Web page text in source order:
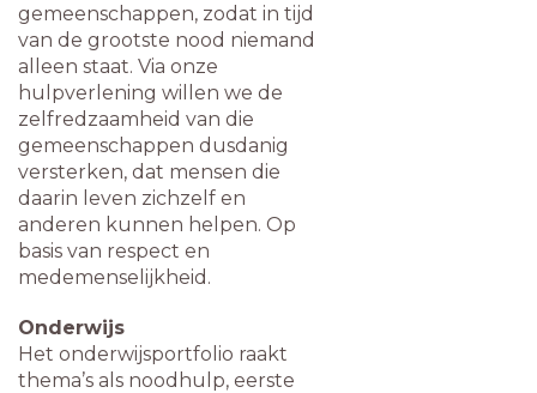
gemeenschappen, zodat in tijd
van de grootste nood niemand
alleen staat. Via onze
hulpverlening willen we de
zelfredzaamheid van die
gemeenschappen dusdanig
versterken, dat mensen die
daarin leven zichzelf en
anderen kunnen helpen. Op
basis van respect en
medemenselijkheid.
Onderwijs
Het onderwijsportfolio raakt
thema’s als noodhulp, eerste